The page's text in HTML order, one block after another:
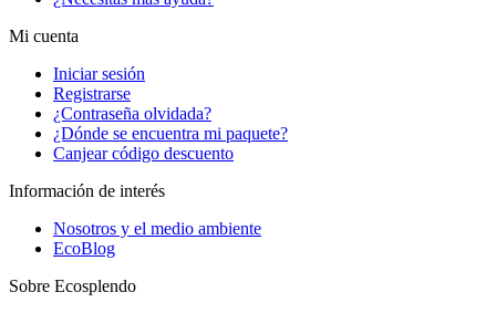
Mi cuenta
Iniciar sesión
Registrarse
¿Contraseña olvidada?
¿Dónde se encuentra mi paquete?
Canjear código descuento
Información de interés
Nosotros y el medio ambiente
EcoBlog
Sobre Ecosplendo